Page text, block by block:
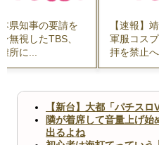
県知事の要請を
無視したTBS、
所に...
【速報】
軍服コス
拝を禁止へ
【新台】大都「パチス
隣が着席して音量上げ
出るよね